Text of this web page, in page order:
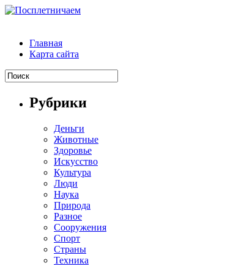
Главная
Карта сайта
Рубрики
Деньги
Животные
Здоровье
Искусство
Культура
Люди
Наука
Природа
Разное
Сооружения
Спорт
Страны
Техника